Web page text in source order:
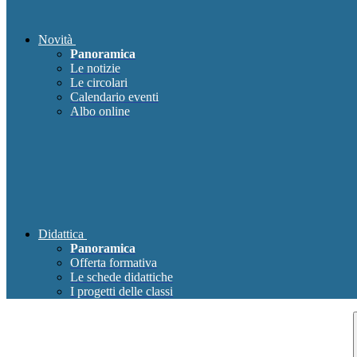
Novità
Panoramica
Le notizie
Le circolari
Calendario eventi
Albo online
Didattica
Panoramica
Offerta formativa
Le schede didattiche
I progetti delle classi